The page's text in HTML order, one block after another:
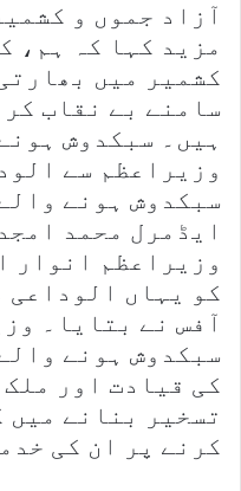
آزاد جموں و
مزید کہا کہ ہم،
کشمیر میں
سامنے بے نقاب
ہیں۔ سبکدوش
وزیراعظم سے
سبکدوش ہونے
ایڈمرل محمد
وزیراعظم انوار
کو یہاں الوداعی
آفس نے بتایا۔
سبکدوش ہونے
کی قیادت اور
تسخیر بنانے میں
کرنے پر ان کی